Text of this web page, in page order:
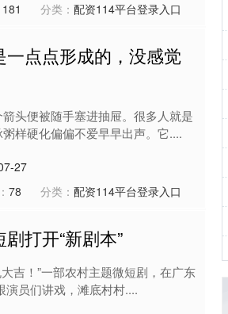
181 分类： 配资114平台登录入口
点点形成的，没感觉
头便被随手塞进抽屉。很多人就是
样硬化偏偏不爱早早出声。它....
27
78 分类： 配资114平台登录入口
打开“新剧本”
吉！”一部农村主题微短剧，在广东
员们讲戏，滩底村村....